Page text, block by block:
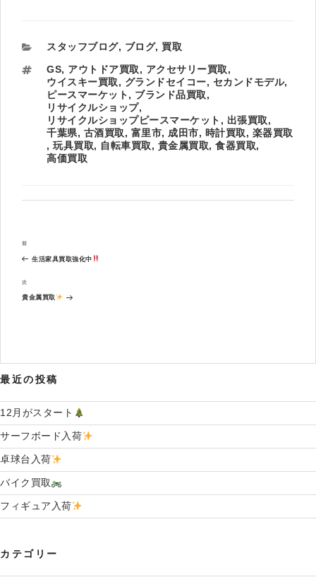
カ
ゴ
リ
ー
スタッフブログ, ブログ, 買取
タ
グ
GS, アウトドア買取, アクセサリー買取,
ウイスキー買取, グランドセイコー, セカンドモデル,
ピースマーケット, ブランド品買取,
リサイクルショップ,
リサイクルショップピースマーケット , 出張買取,
千葉県, 古酒買取, 富里市, 成田市, 時計買取, 楽器買取
, 玩具買取, 自転車買取, 貴金属買取, 食器買取,
高価買取
稿
ナ
ゲ
ー
過
去
投
稿
前
生活家具買取強化中
次
の
次
貴金属買取
最近の投稿
12月がスタート
サーフボード入荷
卓球台入荷
バイク買取
フィギュア入荷
カテゴリー